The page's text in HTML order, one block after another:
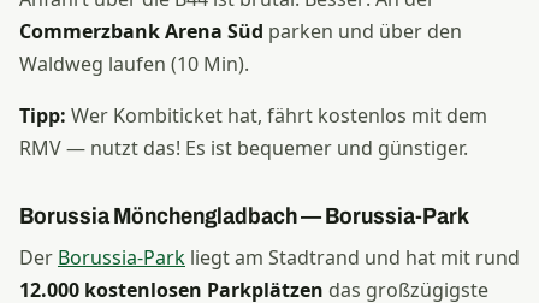
Commerzbank Arena Süd parken und über den
Waldweg laufen (10 Min).
Tipp: Wer Kombiticket hat, fährt kostenlos mit dem
RMV — nutzt das! Es ist bequemer und günstiger.
Borussia Mönchengladbach — Borussia-Park
Der Borussia-Park liegt am Stadtrand und hat mit rund
12.000 kostenlosen Parkplätzen das großzügigste